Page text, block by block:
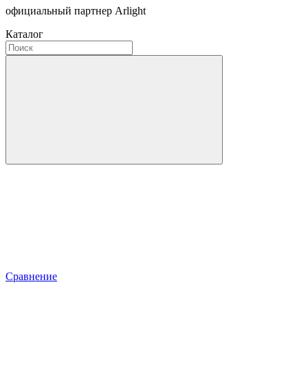
официальный партнер Arlight
Каталог
Сравнение